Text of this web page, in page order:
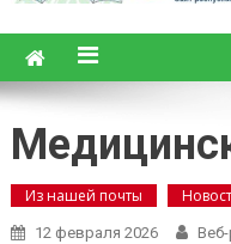
Зорька.
Из нашей почты
12 февраля 2026